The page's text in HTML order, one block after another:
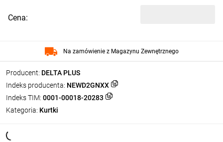
Producent: DELTA PLUS
Indeks producenta: NEWD2GNXX
Indeks TIM: 0001-00018-20283
Kategoria: Kurtki
Cena:
Na zamówienie z Magazynu Zewnętrznego